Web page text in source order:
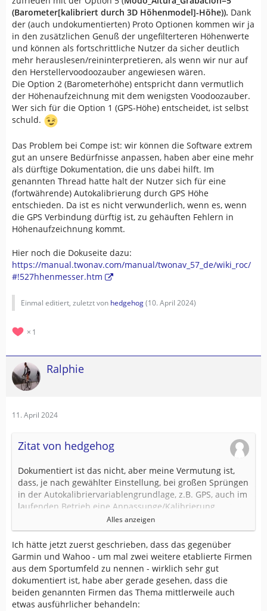
(Barometer[kalibriert durch 3D Höhenmodel]-Höhe)). Dank
der (auch undokumentierten) Proto Optionen kommen wir ja
in den zusätzlichen Genuß der ungefilterteren Höhenwerte
und können als fortschrittliche Nutzer da sicher deutlich
mehr herauslesen/reininterpretieren, als wenn wir nur auf
den Herstellervoodoozauber angewiesen wären.
Die Option 2 (Barometerhöhe) entspricht dann vermutlich
der Höhenaufzeichnung mit dem wenigsten Voodoozauber.
Wer sich für die Option 1 (GPS-Höhe) entscheidet, ist selbst
schuld.
Das Problem bei Compe ist: wir können die Software extrem
gut an unsere Bedürfnisse anpassen, haben aber eine mehr
als dürftige Dokumentation, die uns dabei hilft. Im
genannten Thread hatte halt der Nutzer sich für eine
(fortwährende) Autokalibrierung durch GPS Höhe
entschieden. Da ist es nicht verwunderlich, wenn es, wenn
die GPS Verbindung dürftig ist, zu gehäuften Fehlern in
Höhenaufzeichnung kommt.
Hier noch die Dokuseite dazu:
https://manual.twonav.com/manual/twonav_57_de/wiki_roc/
#!527hhenmesser.htm
Einmal editiert, zuletzt von hedgehog(10. April 2024)
1
Ralphie
11. April 2024
Zitat von hedgehog
Dokumentiert ist das nicht, aber meine Vermutung ist,
dass, je nach gewählter Einstellung, bei großen Sprüngen
in der Autokalibriervariablengrundlage, z.B. GPS, auch im
laufenden Betrieb eine Anpassunge/Kalibrierung
stattfindet. Das kann ich aber auswählen.
...
Die Option 2 (Barometerhöhe) entspricht dann
vermutlich der Höhenaufzeichnung mit dem wenigsten
Voodoozauber. Wer sich für die Option 1 (GPS-Höhe)
entscheidet, ist selbst schuld.
Das Problem bei Compe ist: wir können die Software
Alles anzeigen
Ich hätte jetzt zuerst geschrieben, dass das gegenüber
Garmin und Wahoo - um mal zwei weitere etablierte Firmen
aus dem Sportumfeld zu nennen - wirklich sehr gut
dokumentiert ist, habe aber gerade gesehen, dass die
beiden genannten Firmen das Thema mittlerweile auch
etwas ausführlicher behandeln: